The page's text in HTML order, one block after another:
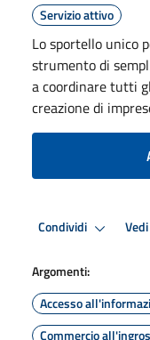
Servizio attivo
Lo sportello unico
strumento di
a coordinare tutti
creazione di
Condividi
Argomenti:
Accesso
Commercio